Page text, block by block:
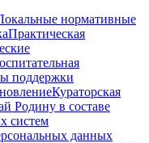
нормативные
Практическая
поддержки
Кураторская
Родину в составе
систем
данных